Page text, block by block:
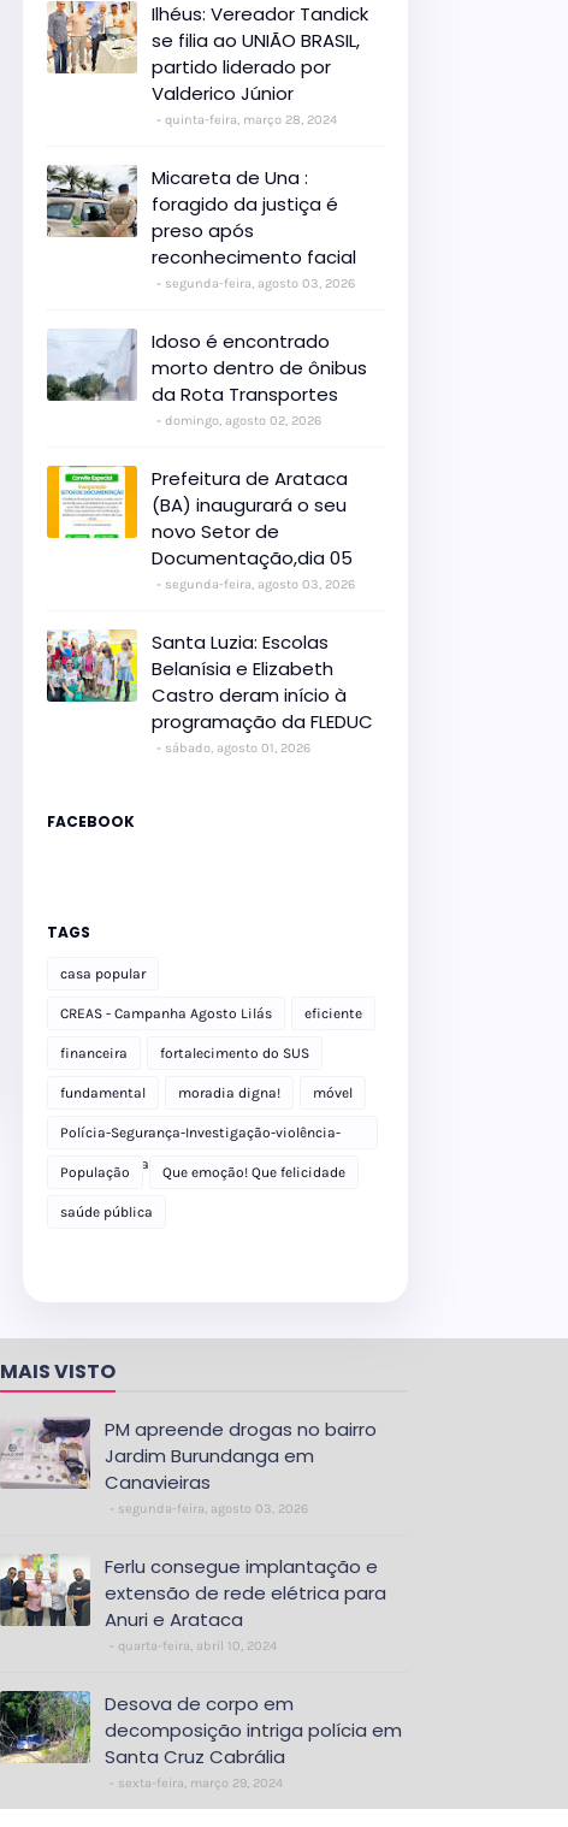
Ilhéus: Vereador Tandick
se filia ao UNIÃO BRASIL,
partido liderado por
Valderico Júnior
quinta-feira, março 28, 2024
Micareta de Una :
foragido da justiça é
preso após
reconhecimento facial
segunda-feira, agosto 03, 2026
Idoso é encontrado
morto dentro de ônibus
da Rota Transportes
domingo, agosto 02, 2026
Prefeitura de Arataca
(BA) inaugurará o seu
novo Setor de
Documentação,dia 05
segunda-feira, agosto 03, 2026
Santa Luzia: Escolas
Belanísia e Elizabeth
Castro deram início à
programação da FLEDUC
sábado, agosto 01, 2026
FACEBOOK
TAGS
casa popular
CREAS - Campanha Agosto Lilás eficiente
financeira fortalecimento do SUS
fundamental moradia digna! móvel
Polícia-Segurança-Investigação-violência-
Polícia Militar-delegacia
População Que emoção! Que felicidade
saúde pública
MAIS VISTO
PM apreende drogas no bairro
Jardim Burundanga em
Canavieiras
segunda-feira, agosto 03, 2026
Ferlu consegue implantação e
extensão de rede elétrica para
Anuri e Arataca
quarta-feira, abril 10, 2024
Desova de corpo em
decomposição intriga polícia em
Santa Cruz Cabrália
sexta-feira, março 29, 2024